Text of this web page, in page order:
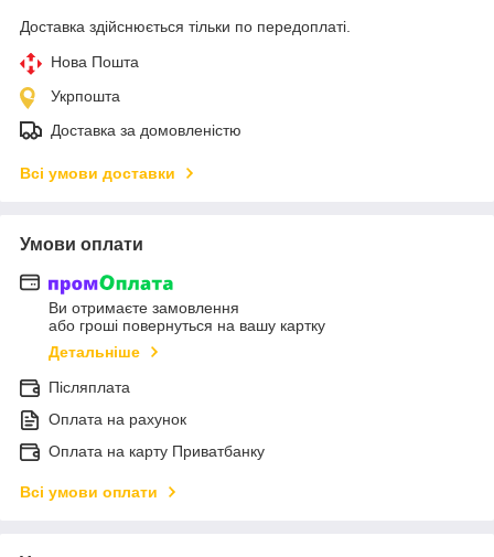
Доставка здійснюється тільки по передоплаті.
Нова Пошта
Укрпошта
Доставка за домовленістю
Всі умови доставки
Умови оплати
Ви отримаєте замовлення
або гроші повернуться на вашу картку
Детальніше
Післяплата
Оплата на рахунок
Оплата на карту Приватбанку
Всі умови оплати